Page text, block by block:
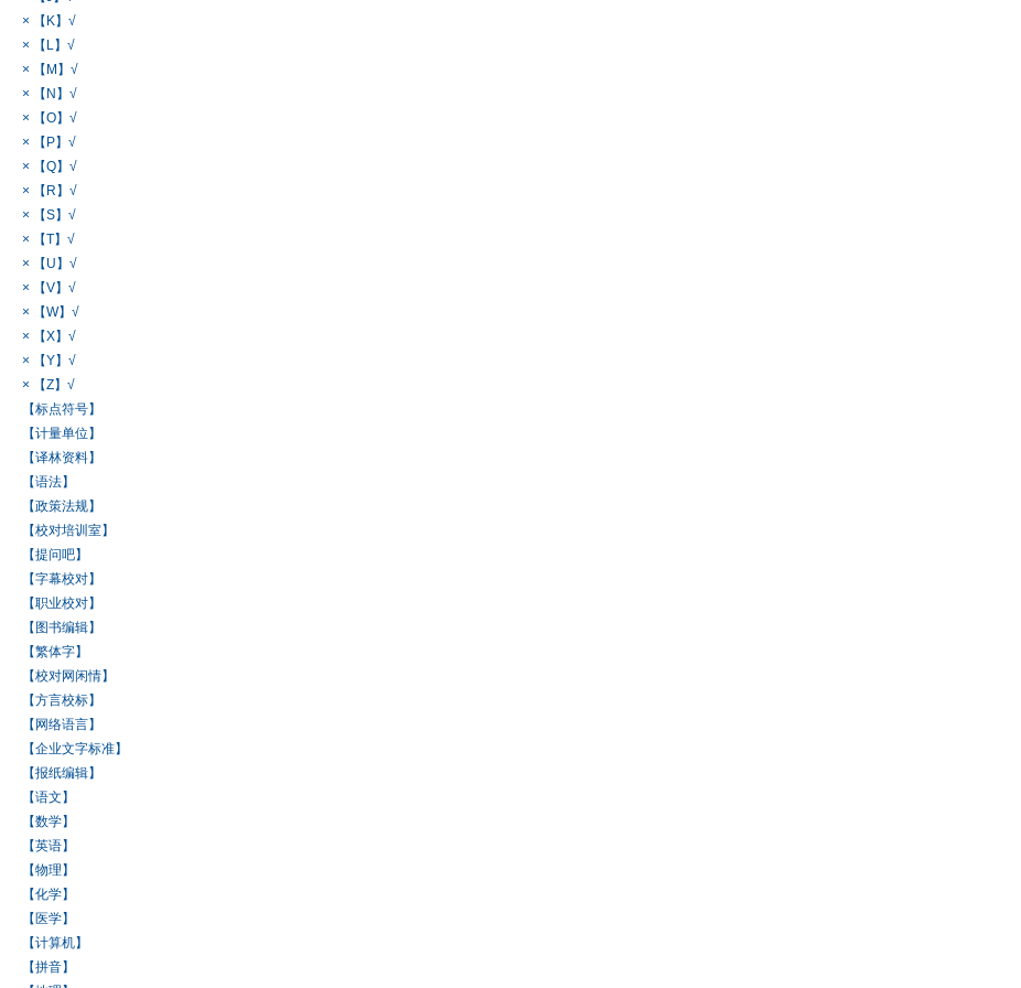
× 【K】√
× 【L】√
× 【M】√
× 【N】√
× 【O】√
× 【P】√
× 【Q】√
× 【R】√
× 【S】√
× 【T】√
× 【U】√
× 【V】√
× 【W】√
× 【X】√
× 【Y】√
× 【Z】√
【标点符号】
【计量单位】
【译林资料】
【语法】
【政策法规】
【校对培训室】
【提问吧】
【字幕校对】
【职业校对】
【图书编辑】
【繁体字】
【校对网闲情】
【方言校标】
【网络语言】
【企业文字标准】
【报纸编辑】
【语文】
【数学】
【英语】
【物理】
【化学】
【医学】
【计算机】
【拼音】